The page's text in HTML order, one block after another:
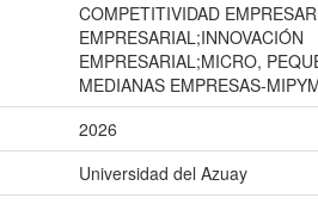
COMPETITIVIDAD
EMPRESARIAL;INNOVACIÓN
EMPRESARIAL;MICRO,
MEDIANAS EMPRESAS-
2026
Universidad del Azuay